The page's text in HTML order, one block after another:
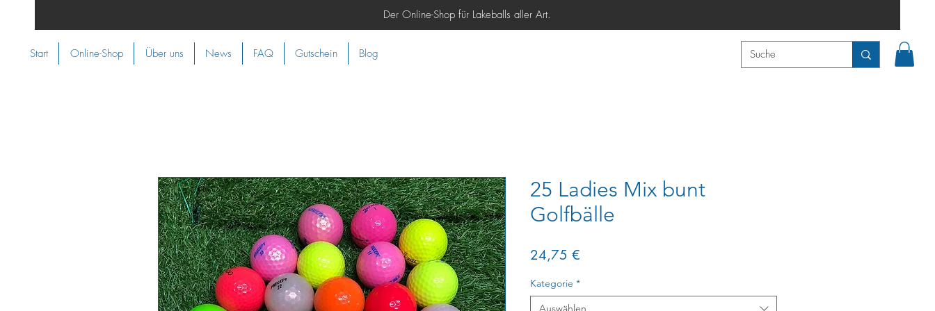
Start Online-Shop Über uns News FAQ Gutschein Blog
Der Online-Shop für Lakeballs aller Art.
25 Ladies Mix bunt
Golfbälle
24,75 €
Kategorie *
Auswählen